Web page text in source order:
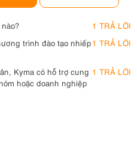
1 TRẢ LỜI
trình đào tạo nhiếp1 TRẢ LỜI
Kyma có hỗ trợ cung
hoặc doanh nghiệp
1 TRẢ LỜI